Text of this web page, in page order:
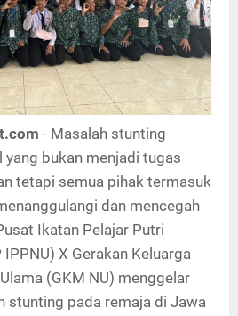
- Masalah stunting
yang bukan menjadi tugas
tetapi semua pihak termasuk
dan mencegah
Ikatan Pelajar Putri
X Gerakan Keluarga
(GKM NU) menggelar
stunting pada remaja di Jawa